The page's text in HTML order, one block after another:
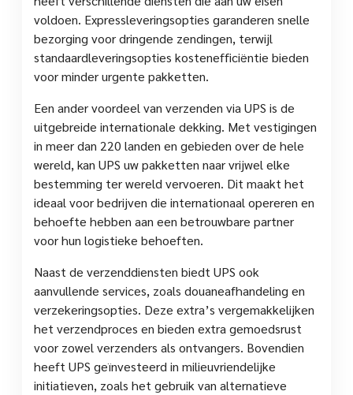
voldoen. Expressleveringsopties garanderen snelle
bezorging voor dringende zendingen, terwijl
standaardleveringsopties kostenefficiëntie bieden
voor minder urgente pakketten.
Een ander voordeel van verzenden via UPS is de
uitgebreide internationale dekking. Met vestigingen
in meer dan 220 landen en gebieden over de hele
wereld, kan UPS uw pakketten naar vrijwel elke
bestemming ter wereld vervoeren. Dit maakt het
ideaal voor bedrijven die internationaal opereren en
behoefte hebben aan een betrouwbare partner
voor hun logistieke behoeften.
Naast de verzenddiensten biedt UPS ook
aanvullende services, zoals douaneafhandeling en
verzekeringsopties. Deze extra’s vergemakkelijken
het verzendproces en bieden extra gemoedsrust
voor zowel verzenders als ontvangers. Bovendien
heeft UPS geïnvesteerd in milieuvriendelijke
initiatieven, zoals het gebruik van alternatieve